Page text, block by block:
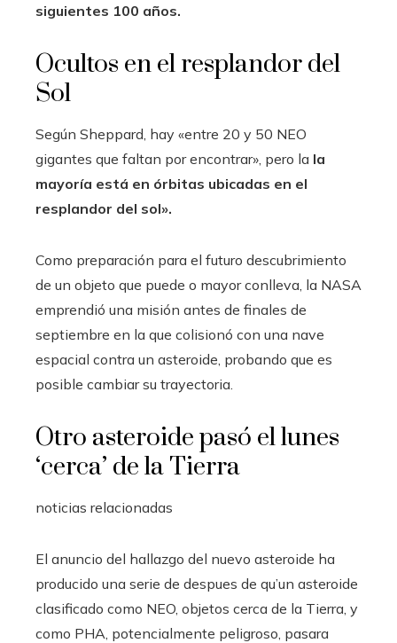
siguientes 100 años.
Ocultos en el resplandor del
Sol
Según Sheppard, hay «entre 20 y 50 NEO
gigantes que faltan por encontrar», pero la la
mayoría está en órbitas ubicadas en el
resplandor del sol».
Como preparación para el futuro descubrimiento
de un objeto que puede o mayor conlleva, la NASA
emprendió una misión antes de finales de
septiembre en la que colisionó con una nave
espacial contra un asteroide, probando que es
posible cambiar su trayectoria.
Otro asteroide pasó el lunes
‘cerca’ de la Tierra
noticias relacionadas
El anuncio del hallazgo del nuevo asteroide ha
producido una serie de despues de qu’un asteroide
clasificado como NEO, objetos cerca de la Tierra, y
como PHA, potencialmente peligroso, pasara